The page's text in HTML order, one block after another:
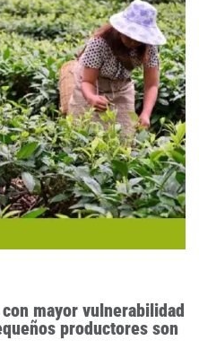
mayor vulnerabilidad
productores son